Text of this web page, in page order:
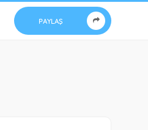
PAYLAŞ